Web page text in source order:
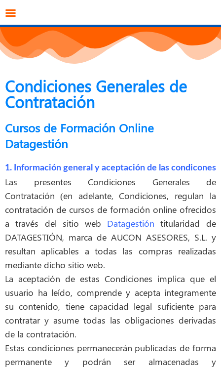
Condiciones Generales de
Contratación
Cursos de Formación Online
Datagestión
1. Información general y aceptación de las condicones
Las presentes Condiciones Generales de
Contratación (en adelante, Condiciones, regulan la
contratación de cursos de formación online ofrecidos
a través del sitio web Datagestión titularidad de
DATAGESTIÓN, marca de AUCON ASESORES, S.L. y
resultan aplicables a todas las compras realizadas
mediante dicho sitio web.
La aceptación de estas Condiciones implica que el
usuario ha leído, comprende y acepta íntegramente
su contenido, tiene capacidad legal suficiente para
contratar y asume todas las obligaciones derivadas
de la contratación.
Estas condiciones permanecerán publicadas de forma
permanente y podrán ser almacenadas y